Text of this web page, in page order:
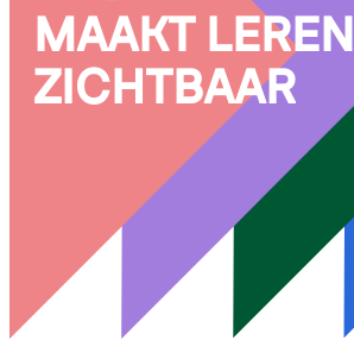
MAAKT LEREN
ZICHTBAAR